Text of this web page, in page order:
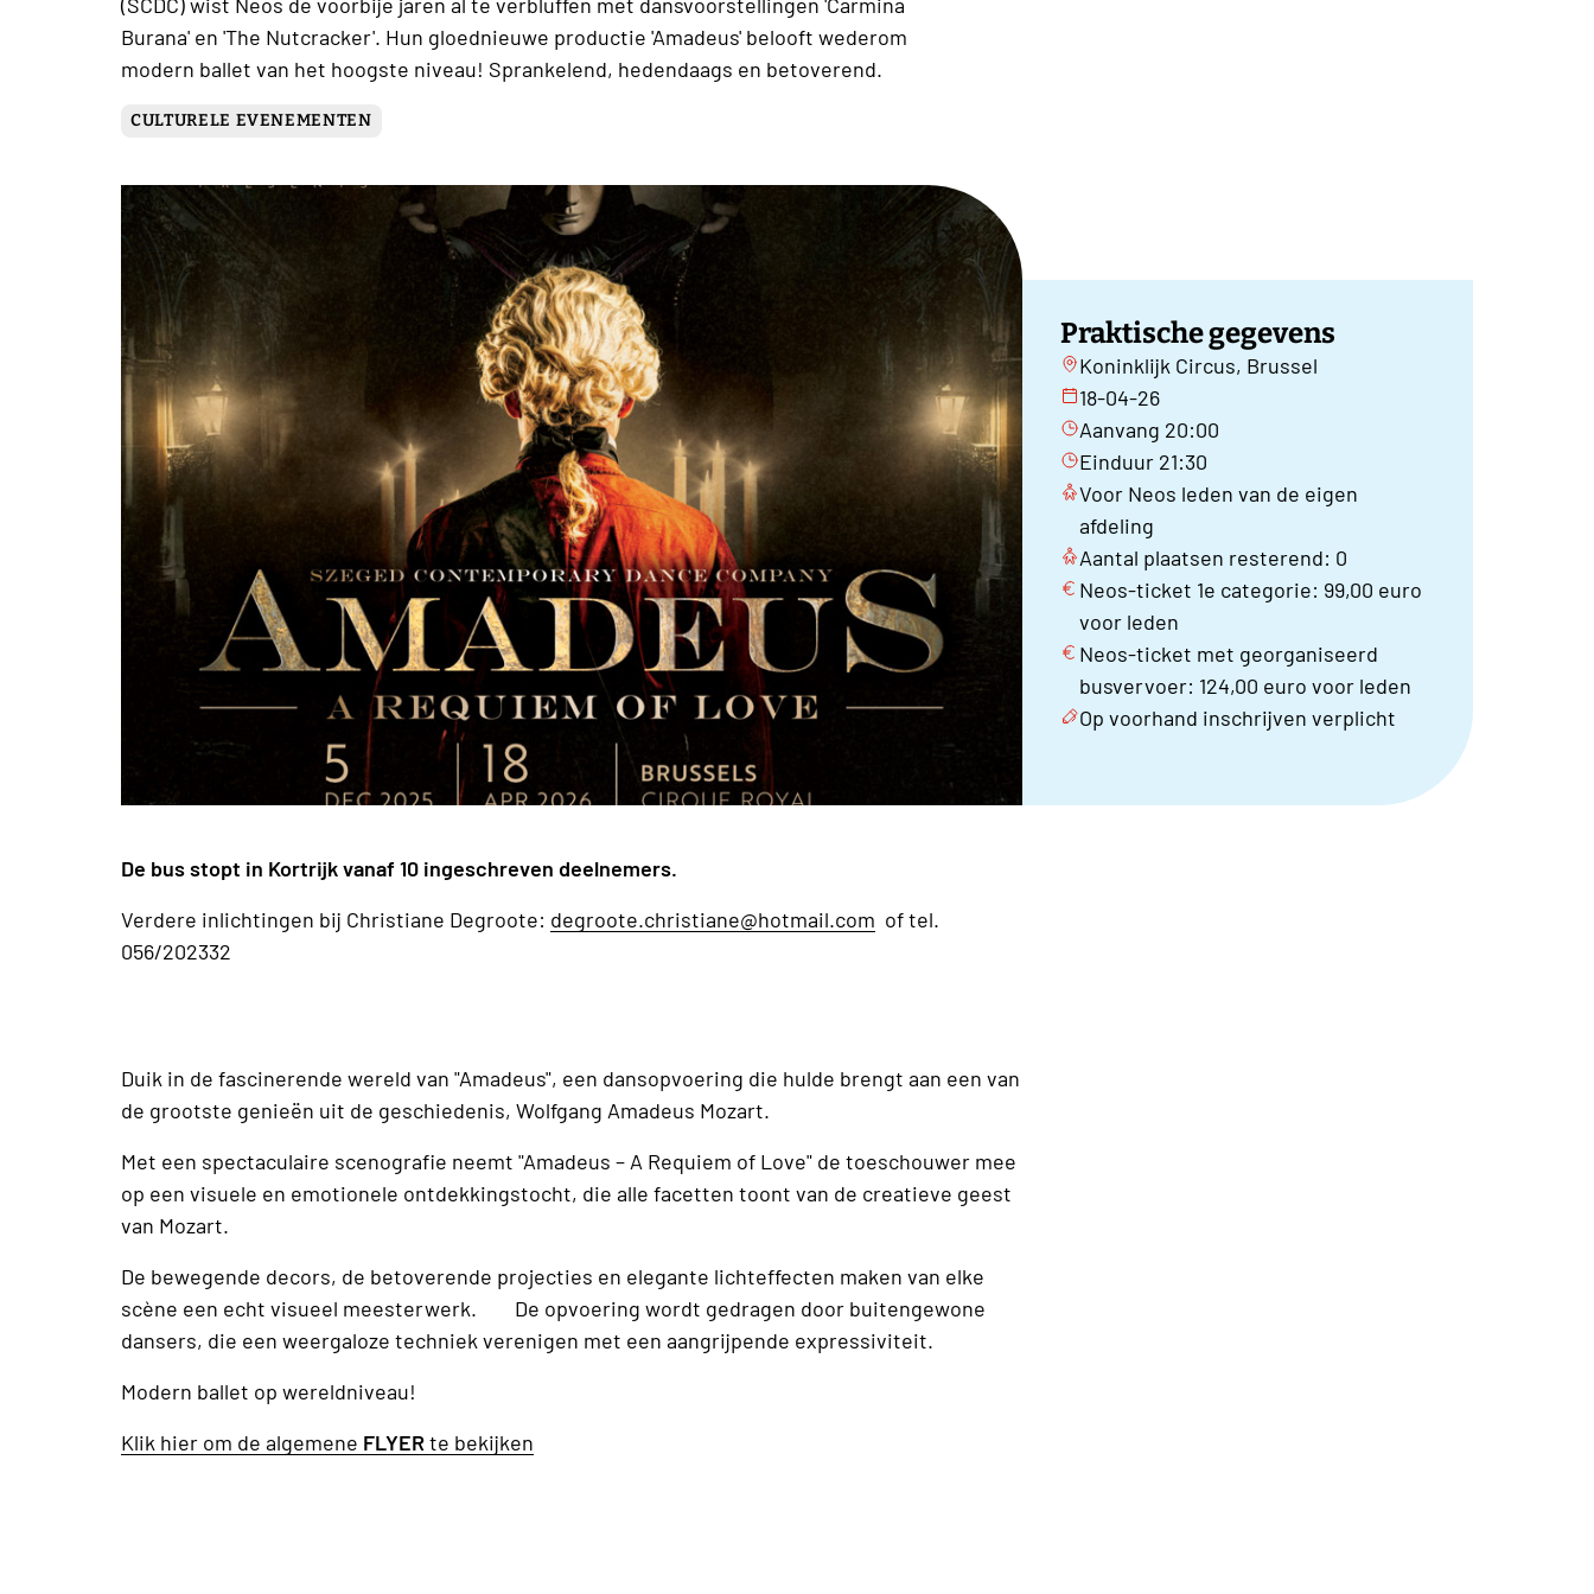
Burana' en 'The Nutcracker'. Hun gloednieuwe productie 'Amadeus' belooft wederom
modern ballet van het hoogste niveau! Sprankelend, hedendaags en betoverend.
CULTURELE EVENEMENTEN
Praktische gegevens
Koninklijk Circus, Brussel
18-04-26
Aanvang 20:00
Einduur 21:30
Voor Neos leden van de eigen
afdeling
Aantal plaatsen resterend: 0
Neos-ticket 1e categorie: 99,00 euro
voor leden
Neos-ticket met georganiseerd
busvervoer: 124,00 euro voor leden
Op voorhand inschrijven verplicht
De bus stopt in Kortrijk vanaf 10 ingeschreven deelnemers.
Verdere inlichtingen bij Christiane Degroote: degroote.christiane@hotmail.com of tel.
056/202332
Duik in de fascinerende wereld van "Amadeus", een dansopvoering die hulde brengt aan een van
de grootste genieën uit de geschiedenis, Wolfgang Amadeus Mozart.
Met een spectaculaire scenografie neemt "Amadeus – A Requiem of Love" de toeschouwer mee
op een visuele en emotionele ontdekkingstocht, die alle facetten toont van de creatieve geest
van Mozart.
De bewegende decors, de betoverende projecties en elegante lichteffecten maken van elke
scène een echt visueel meesterwerk. De opvoering wordt gedragen door buitengewone
dansers, die een weergaloze techniek verenigen met een aangrijpende expressiviteit.
Modern ballet op wereldniveau!
Klik hier om de algemene FLYERte bekijken